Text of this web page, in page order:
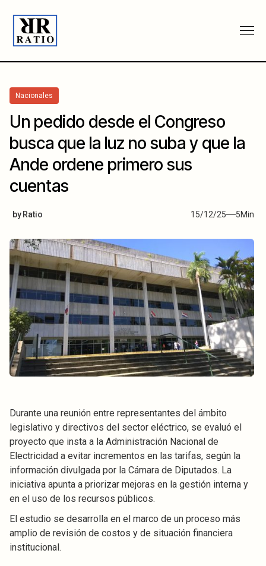
Nacionales
Un pedido desde el Congreso
busca que la luz no suba y que la
Ande ordene primero sus
cuentas
by Ratio 15/12/25 5Min
Durante una reunión entre representantes del ámbito
legislativo y directivos del sector eléctrico, se evaluó el
proyecto que insta a la Administración Nacional de
Electricidad a evitar incrementos en las tarifas, según la
información divulgada por la Cámara de Diputados. La
iniciativa apunta a priorizar mejoras en la gestión interna y
en el uso de los recursos públicos.
El estudio se desarrolla en el marco de un proceso más
amplio de revisión de costos y de situación financiera
institucional.